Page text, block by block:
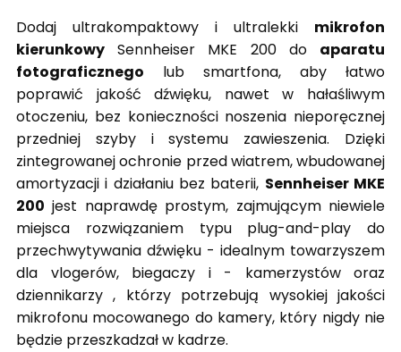
Dodaj ultrakompaktowy i ultralekki mikrofon
kierunkowy Sennheiser MKE 200 do aparatu
fotograficznego lub smartfona, aby łatwo
poprawić jakość dźwięku, nawet w hałaśliwym
otoczeniu, bez konieczności noszenia nieporęcznej
przedniej szyby i systemu zawieszenia. Dzięki
zintegrowanej ochronie przed wiatrem, wbudowanej
amortyzacji i działaniu bez baterii, Sennheiser MKE
200 jest naprawdę prostym, zajmującym niewiele
miejsca rozwiązaniem typu plug-and-play do
przechwytywania dźwięku - idealnym towarzyszem
dla vlogerów, biegaczy i - kamerzystów oraz
dziennikarzy , którzy potrzebują wysokiej jakości
mikrofonu mocowanego do kamery, który nigdy nie
będzie przeszkadzał w kadrze.